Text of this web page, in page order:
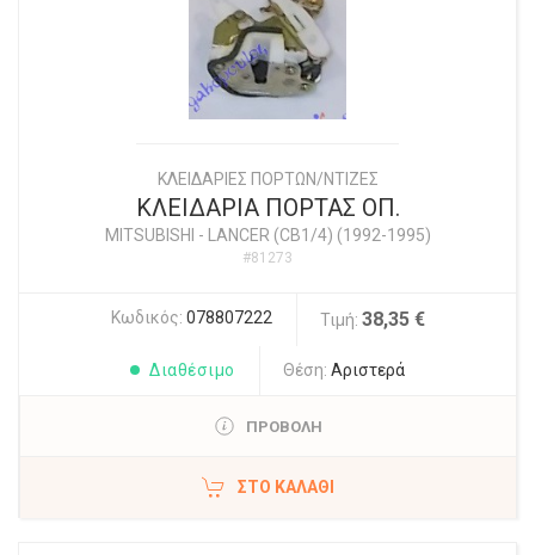
ΚΛΕΙΔΑΡΙΕΣ ΠΟΡΤΩΝ/ΝΤΙΖΕΣ
ΚΛΕΙΔΑΡΙΑ ΠΟΡΤΑΣ ΟΠ.
MITSUBISHI - LANCER (CB1/4) (1992-1995)
#81273
Κωδικός: 078807222 Τιμή: 38,35 €
Διαθέσιμο Θέση: Αριστερά
ΠΡΟΒΟΛΗ
ΣΤΟ ΚΑΛΆΘΙ